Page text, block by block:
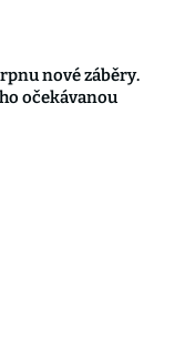
nové záběry.
očekávanou